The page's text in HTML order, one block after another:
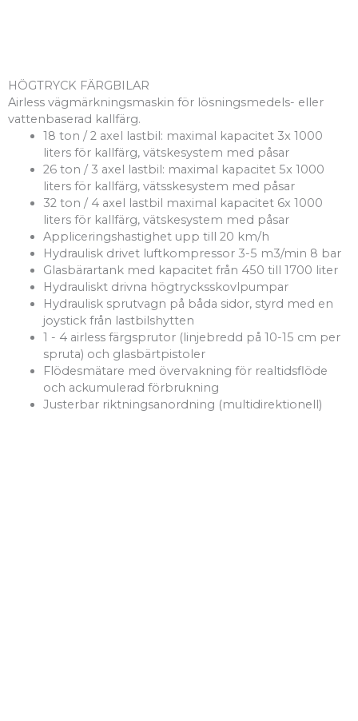
HÖGTRYCK FÄRGBILAR
Airless vägmärkningsmaskin för lösningsmedels- eller
vattenbaserad kallfärg.
18 ton / 2 axel lastbil: maximal kapacitet 3x 1000
liters för kallfärg, vätskesystem med påsar
26 ton / 3 axel lastbil: maximal kapacitet 5x 1000
liters för kallfärg, vätsskesystem med påsar
32 ton / 4 axel lastbil maximal kapacitet 6x 1000
liters för kallfärg, vätskesystem med påsar
Appliceringshastighet upp till 20 km/h
Hydraulisk drivet luftkompressor 3-5 m3/min 8 bar
Glasbärartank med kapacitet från 450 till 1700 liter
Hydrauliskt drivna högtrycksskovlpumpar
Hydraulisk sprutvagn på båda sidor, styrd med en
joystick från lastbilshytten
1 - 4 airless färgsprutor (linjebredd på 10-15 cm per
spruta) och glasbärtpistoler
Flödesmätare med övervakning för realtidsflöde
och ackumulerad förbrukning
Justerbar riktningsanordning (multidirektionell)